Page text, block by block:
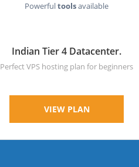
Powerfultoolsavailable
Indian Tier 4 Datacenter.
Perfect VPS hosting plan for beginners
VIEW PLAN